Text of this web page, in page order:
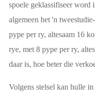
spoele geklassifiseer word
algemeen het 'n
pype per ry, altesaam 16
rye, met 8 pype per ry,
daar is, hoe beter die
Volgens stelsel kan hulle